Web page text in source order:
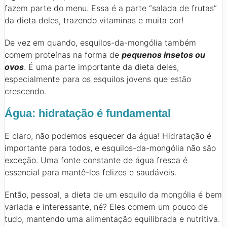
fazem parte do menu. Essa é a parte “salada de frutas”
da dieta deles, trazendo vitaminas e muita cor!
De vez em quando, esquilos-da-mongólia também
comem proteínas na forma de pequenos insetos ou
ovos. É uma parte importante da dieta deles,
especialmente para os esquilos jovens que estão
crescendo.
Água: hidratação é fundamental
E claro, não podemos esquecer da água! Hidratação é
importante para todos, e esquilos-da-mongólia não são
exceção. Uma fonte constante de água fresca é
essencial para mantê-los felizes e saudáveis.
Então, pessoal, a dieta de um esquilo da mongólia é bem
variada e interessante, né? Eles comem um pouco de
tudo, mantendo uma alimentação equilibrada e nutritiva.